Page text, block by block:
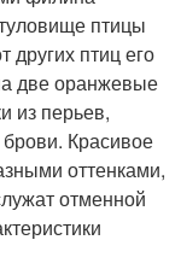
птицы
других птиц его
две оранжевые
из перьев,
Красивое
оттенками,
отменной